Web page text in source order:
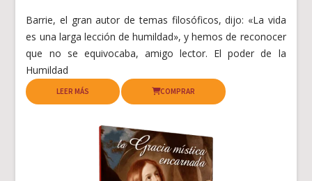
Barrie, el gran autor de temas filosóficos, dijo: «La vida
es una larga lección de humildad», y hemos de reconocer
que no se equivocaba, amigo lector. El poder de la
Humildad
LEER MÁS COMPRAR